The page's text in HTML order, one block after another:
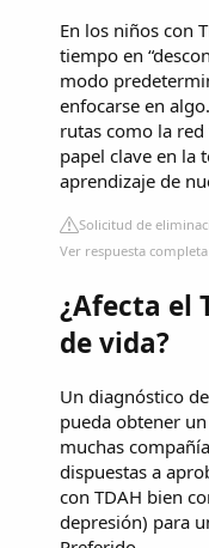
En los niños con
tiempo en
modo
enfocarse en
rutas como la
papel clave en la
aprendizaje de
Solicitud de
Ver respuesta
¿Afecta el
de vida?
Un diagnóstico
pueda obtener
muchas
dispuestas a
con TDAH bien
depresión) para